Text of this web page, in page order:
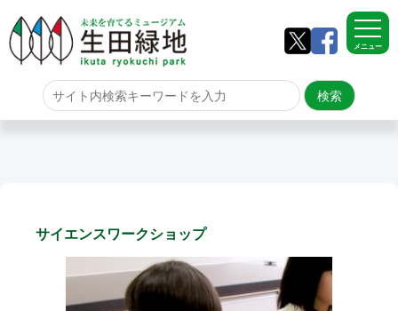
メニュー
ホーム
生田緑地について
サイエンスワークショップ